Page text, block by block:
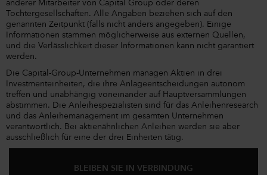
anderer Mitarbeiter von Capital Group oder deren
Tochtergesellschaften. Alle Angaben beziehen sich auf den
genannten Zeitpunkt (falls nicht anders angegeben). Einige
Informationen stammen möglicherweise aus externen Quellen,
und die Verlässlichkeit dieser Informationen kann nicht garantiert
werden.
Die Capital-Group-Unternehmen managen Aktien in drei
Investmenteinheiten, die ihre Anlageentscheidungen autonom
treffen und unabhängig voneinander auf Hauptversammlungen
abstimmen. Die Anleihespezialisten sind für das Anleihenresearch
und das Anleihemanagement im gesamten Unternehmen
verantwortlich. Bei aktienähnlichen Anleihen werden sie aber
ausschließlich für eine der drei Einheiten tätig.
BLEIBEN SIE IN VERBINDUNG